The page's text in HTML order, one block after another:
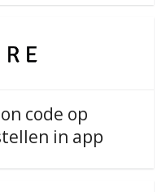
code op
in app